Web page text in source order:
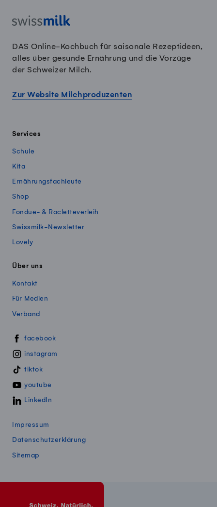
DAS Online-Kochbuch für saisonale Rezeptideen,
alles über gesunde Ernährung und die Vorzüge
der Schweizer Milch.
Zur Website Milchproduzenten
Services
Schule
Kita
Ernährungsfachleute
Shop
Fondue- & Racletteverleih
Swissmilk-Newsletter
Lovely
Über uns
Kontakt
Für Medien
Verband
Swissmillk auf Social Media
facebook
instagram
tiktok
youtube
LinkedIn
Impressum
Datenschutzerklärung
Sitemap